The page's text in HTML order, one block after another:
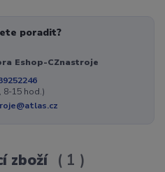
poradit?
Eshop-CZnastroje
8-15 hod.)
zboží 1